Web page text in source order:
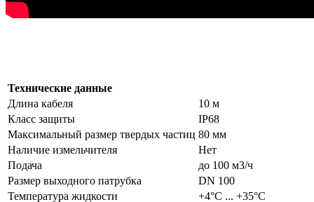
Технические данные
Длина кабеля
10 м
Класс защиты
IP68
Максимальный размер твердых частиц 80 мм
Наличие измельчителя
Нет
Подача
до 100 м3/ч
Размер выходного патрубка
DN 100
Температура жидкости
+4°С ... +35°С